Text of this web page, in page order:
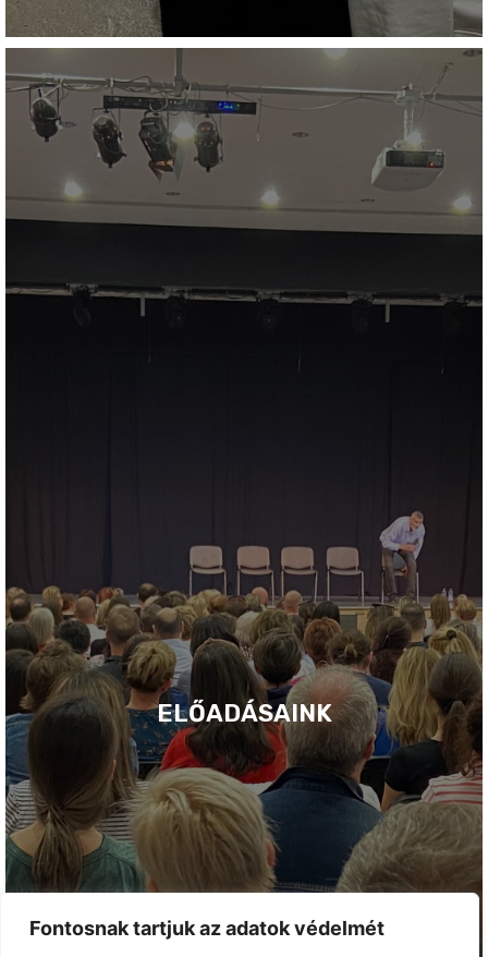
Fontosnak tartjuk az adatok védelmét
ELŐADÁSAINK